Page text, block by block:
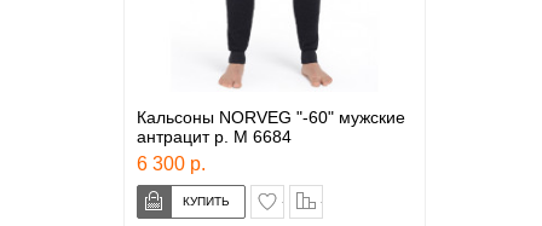
Кальсоны NORVEG "-60" мужские
антрацит р. М 6684
6 300 р.
в закладки